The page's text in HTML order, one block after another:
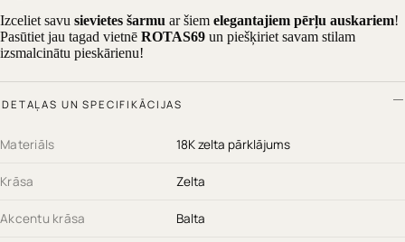
Izceliet savu sievietes šarmu ar šiem elegantajiem pērļu auskariem!
Pasūtiet jau tagad vietnē ROTAS69 un piešķiriet savam stilam
izsmalcinātu pieskārienu!
DETAĻAS UN SPECIFIKĀCIJAS
Materiāls 18K zelta pārklājums
Krāsa Zelta
Akcentu krāsa Balta